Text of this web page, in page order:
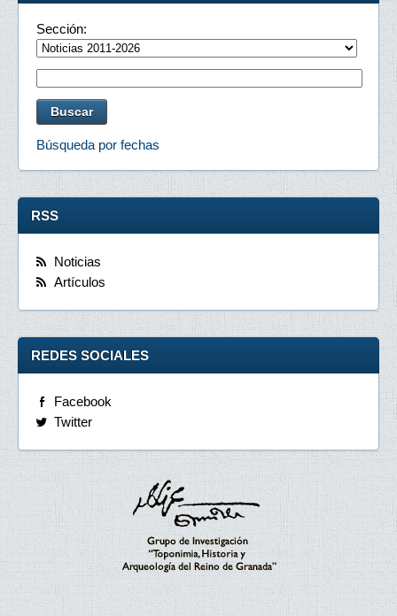
Sección:
Búsqueda por fechas
RSS
Noticias
Artículos
REDES SOCIALES
Facebook
Twitter